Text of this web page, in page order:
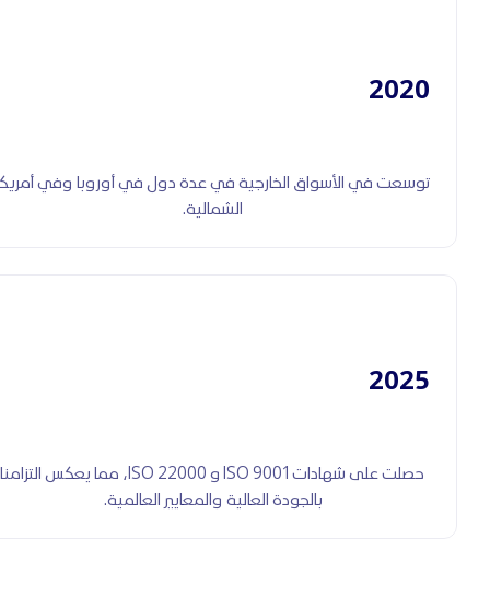
2025
حصلت على شهادات ISO 9001 و ISO 22000، مما يعكس التزامنا
بالجودة العالية والمعايير العالمية.
2020
توسعت في الأسواق الخارجية في عدة دول في أوروبا وفي أمريكا
الشمالية.